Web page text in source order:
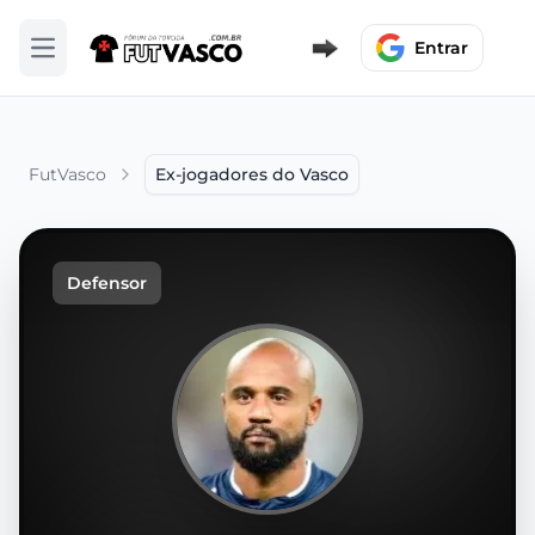
Abrir menu Entrar
FutVasco Ex-jogadores do Vasco
Defensor